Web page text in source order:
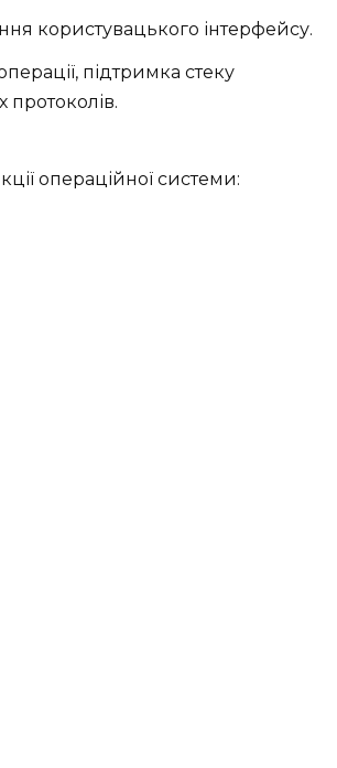
користувацького інтерфейсу.
підтримка стеку
операційної системи: